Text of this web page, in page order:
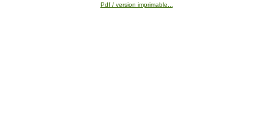
Pdf / version imprimable...